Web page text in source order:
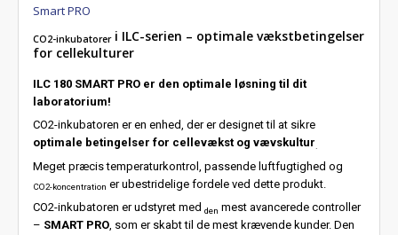
Smart PRO
CO2-inkubatoreri ILC-serien – optimale vækstbetingelser
for cellekulturer
ILC 180 SMART PRO er den optimale løsning til dit
laboratorium!
CO2-inkubatoren er en enhed, der er designet til at sikre
optimale betingelser for cellevækst og vævskultur
Meget præcis temperaturkontrol, passende luftfugtighed og
CO2-koncentration er ubestridelige fordele ved dette produkt.
CO2-inkubatoren er udstyret medden mest avancerede controller
– SMART PRO, som er skabt til de mest krævende kunder. Den